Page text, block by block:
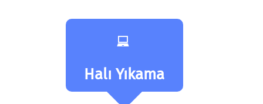
Halı Yıkama